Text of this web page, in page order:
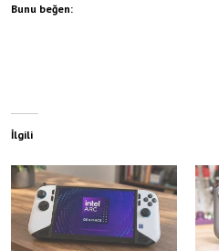
Bunu beğen:
İlgili